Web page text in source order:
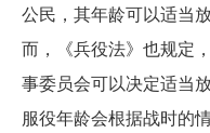
公民，其年龄可以适当
而，《兵役法》也规定
事委员会可以决定适当
服役年龄会根据战时的